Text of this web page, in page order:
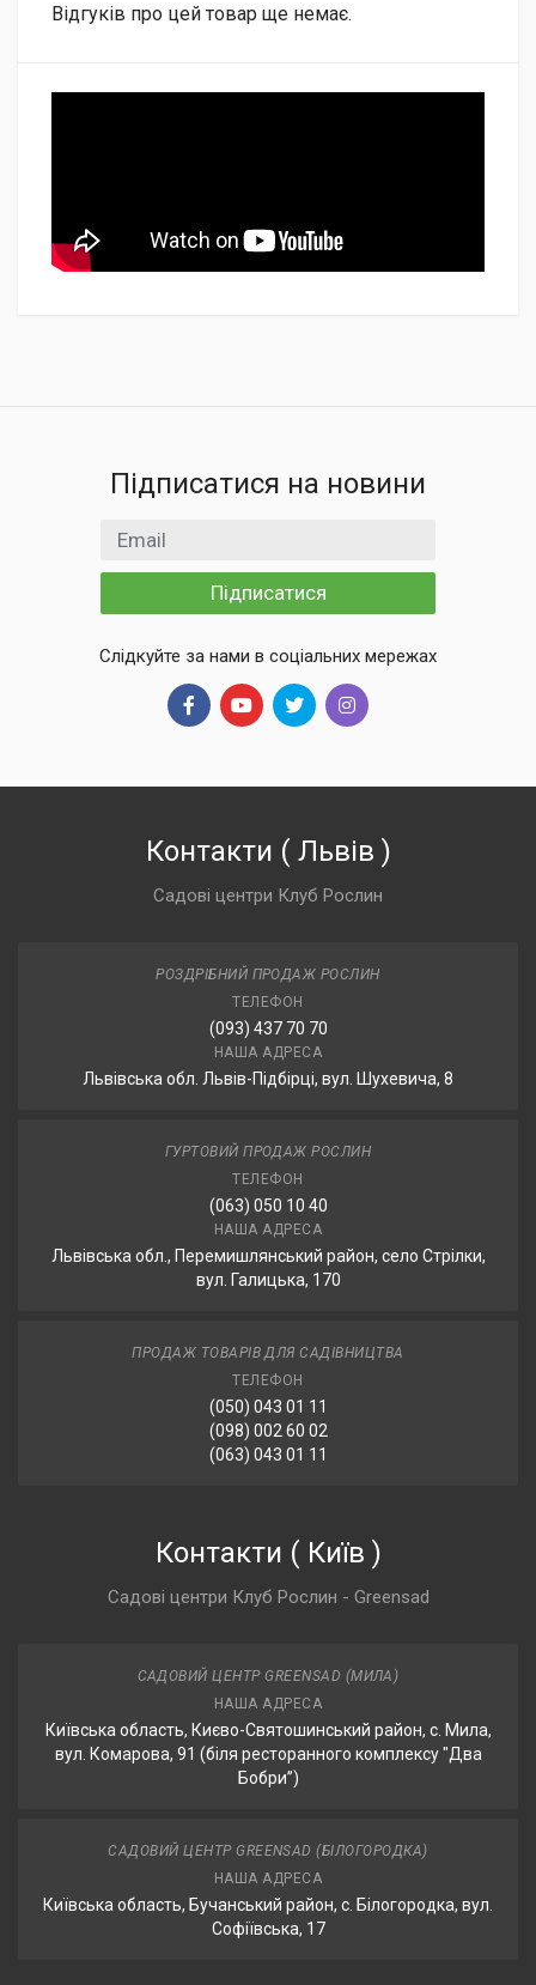
Відгуків про цей товар ще немає.
Підписатися на новини
Email
Підписатися
Слідкуйте за нами в соціальних мережах
Контакти ( Львів )
Садові центри Клуб Рослин
РОЗДРІБНИЙ ПРОДАЖ РОСЛИН
ТЕЛЕФОН
(093) 437 70 70
НАША АДРЕСА
Львівська обл. Львів-Підбірці, вул. Шухевича, 8
ГУРТОВИЙ ПРОДАЖ РОСЛИН
ТЕЛЕФОН
(063) 050 10 40
НАША АДРЕСА
Львівська обл., Перемишлянський район, село Стрілки,
вул. Галицька, 170
ПРОДАЖ ТОВАРІВ ДЛЯ САДІВНИЦТВА
ТЕЛЕФОН
(050) 043 01 11
(098) 002 60 02
(063) 043 01 11
Контакти ( Київ )
Садові центри Клуб Рослин - Greensad
САДОВИЙ ЦЕНТР GREENSAD (МИЛА)
НАША АДРЕСА
Київська область, Києво-Святошинський район, с. Мила,
вул. Комарова, 91 (біля ресторанного комплексу "Два
Бобри”)
САДОВИЙ ЦЕНТР GREENSAD (БІЛОГОРОДКА)
НАША АДРЕСА
Київська область, Бучанський район, с. Білогородка, вул.
Софіївська, 17